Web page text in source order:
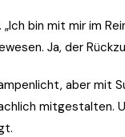
bin mit mir im
Ja, der
aber mit
mitgestalten.